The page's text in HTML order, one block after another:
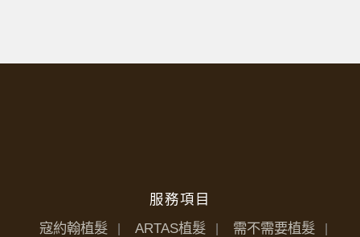
服務項目
寇約翰植髮
ARTAS植髮 需不需要植髮